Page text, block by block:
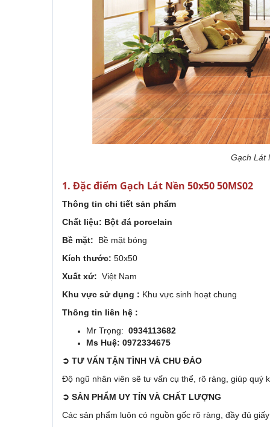
Gạch Lát
1. Đặc điểm Gạch Lát Nền 50x50 50MS02
Thông tin chi tiết
Chất liệu: Bột đá porcelain
Bề mặt: Bề mặt bóng
Kích thước: 50x50
Xuất xứ: Việt Nam
Khu vực sử dụng : Khu vực sinh hoạt chung
Thông tin liên hệ :
Mr Trọng: 0934113682
Ms Huệ: 0972334675
➲ TƯ VẤN TẬN TÌNH VÀ CHU ĐÁO
Độ ngũ nhân viên sẽ tư vấn cụ thể, rõ ràng, giúp quý
➲ SẢN PHẨM UY
Các sản phẩm luôn có nguồn gốc rõ ràng, đầy đủ